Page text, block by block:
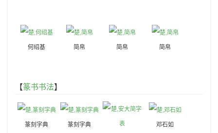
何绍基 简帛 简帛 简帛
【篆书书法】
篆刻字典
篆刻字典
邓石如